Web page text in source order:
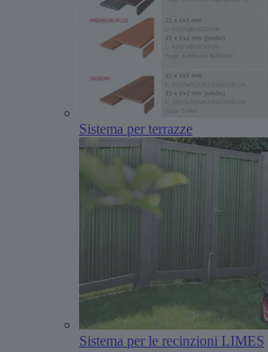
Sistema per terrazze
Sistema per le recinzioni LIMES